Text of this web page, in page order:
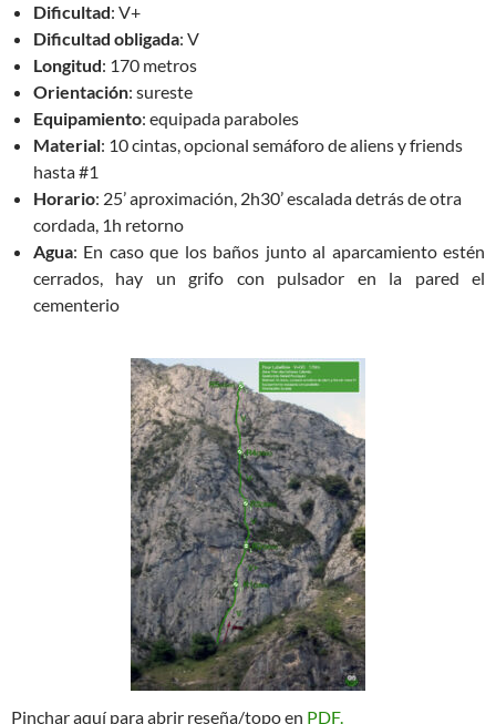
Dificultad: V+
Dificultad obligada: V
Longitud: 170 metros
Orientación: sureste
Equipamiento: equipada paraboles
Material: 10 cintas, opcional semáforo de aliens y friends
hasta #1
Horario: 25’ aproximación, 2h30’ escalada detrás de otra
cordada, 1h retorno
Agua: En caso que los baños junto al aparcamiento estén
cerrados, hay un grifo con pulsador en la pared el
cementerio
Pinchar aquí para abrir reseña/topo en PDF.